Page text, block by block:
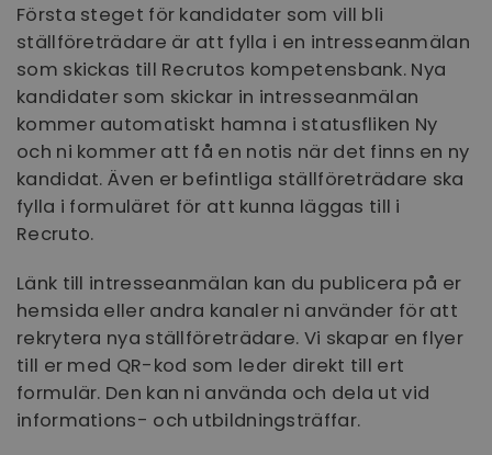
Första steget för kandidater som vill bli
ställföreträdare är att fylla i en intresseanmälan
som skickas till Recrutos kompetensbank. Nya
kandidater som skickar in intresseanmälan
kommer automatiskt hamna i statusfliken Ny
och ni kommer att få en notis när det finns en ny
kandidat. Även er befintliga ställföreträdare ska
fylla i formuläret för att kunna läggas till i
Recruto.
Länk till intresseanmälan kan du publicera på er
hemsida eller andra kanaler ni använder för att
rekrytera nya ställföreträdare. Vi skapar en flyer
till er med QR-kod som leder direkt till ert
formulär. Den kan ni använda och dela ut vid
informations- och utbildningsträffar.